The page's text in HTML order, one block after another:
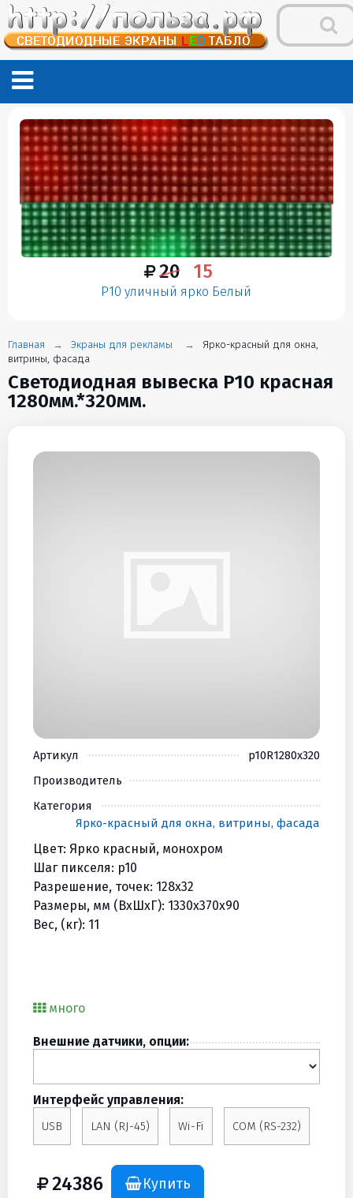
20 15
P10 уличный ярко Белый
Главная Экраны для рекламы
Ярко-красный для окна,
витрины, фасада
Светодиодная вывеска P10 красная
1280мм.*320мм.
Артикул
p10R1280х320
Производитель
Категория
Ярко-красный для окна, витрины, фасада
Цвет: Ярко красный, монохром
Шаг пикселя: p10
Разрешение, точек: 128х32
Размеры, мм (BхШхГ): 1330х370х90
Вес, (кг): 11
много
Внешние датчики, опции:
Интерфейс управления:
USB LAN (RJ-45) Wi-Fi COM (RS-232)
24386 Купить